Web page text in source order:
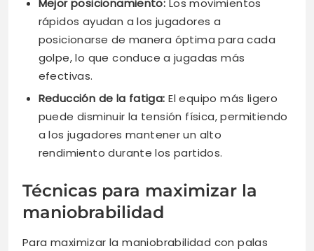
Mejor posicionamiento: Los movimientos
rápidos ayudan a los jugadores a
posicionarse de manera óptima para cada
golpe, lo que conduce a jugadas más
efectivas.
Reducción de la fatiga: El equipo más ligero
puede disminuir la tensión física, permitiendo
a los jugadores mantener un alto
rendimiento durante los partidos.
Técnicas para maximizar la
maniobrabilidad
Para maximizar la maniobrabilidad con palas